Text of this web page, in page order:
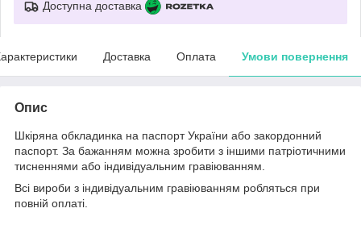
Доступна доставка
Доставка Оплата Умови повернення
Опис
Шкіряна обкладинка на паспорт України або закордонний
паспорт. За бажанням можна зробити з іншими патріотичними
тисненнями або індивідуальним гравіюванням.
Всі вироби з індивідуальним гравіюванням робляться при
повній оплаті.